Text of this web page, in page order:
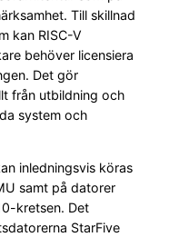
Till skillnad
kan RISC-V
behöver licensiera
Det gör
från utbildning och
system och
inledningsvis köras
samt på datorer
kretsen. Det
StarFive